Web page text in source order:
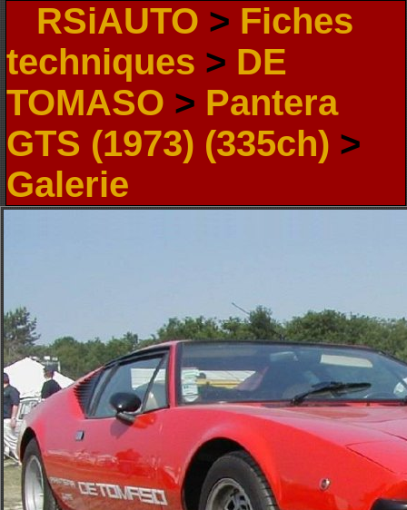
RSiAUTO > Fiches
techniques > DE
TOMASO > Pantera
GTS (1973) (335ch) >
Galerie